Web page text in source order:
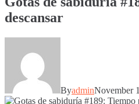
descansar
ByadminNovember